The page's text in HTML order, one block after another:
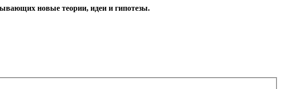
новые теории, идеи и гипотезы.